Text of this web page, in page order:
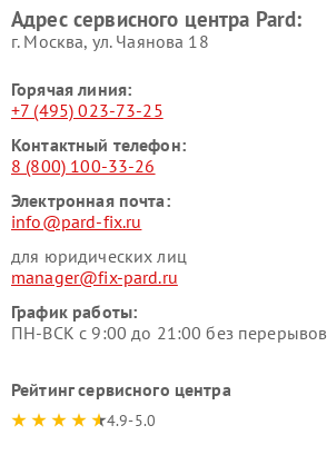
Адрес сервисного центра Pard:
г. Москва, ул. Чаянова 18
Горячая линия:
+7 (495) 023-73-25
Контактный телефон:
8 (800) 100-33-26
Электронная почта:
info@pard-fix.ru
для юридических лиц
manager@fix-pard.ru
График работы:
ПН-ВСК с 9:00 до 21:00 без
Рейтинг сервисного центра
4.9-5.0